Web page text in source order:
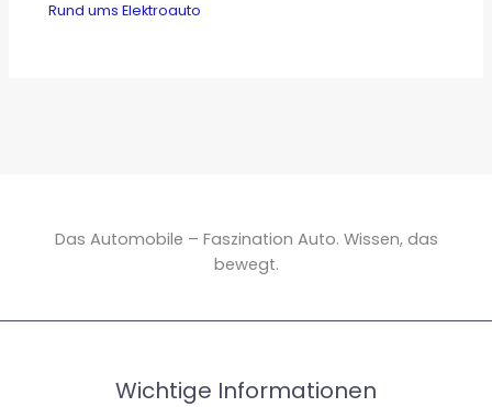
Rund ums Elektroauto
Das Automobile – Faszination Auto. Wissen, das
bewegt.
Wichtige Informationen